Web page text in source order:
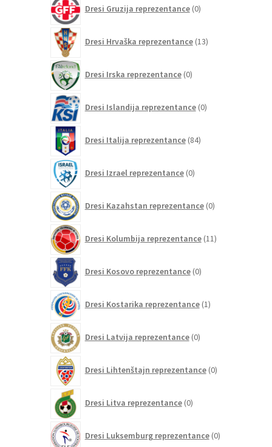
Dresi Gruzija reprezentance 0izdelkov
Dresi Hrvaška reprezentance 13izdelkov
Dresi Irska reprezentance 0izdelkov
Dresi Islandija reprezentance 0izdelkov
Dresi Italija reprezentance 84izdelkov
Dresi Izrael reprezentance 0izdelkov
Dresi Kazahstan reprezentance 0izdelkov
Dresi Kolumbija reprezentance 11izdelkov
Dresi Kosovo reprezentance 0izdelkov
Dresi Kostarika reprezentance 1izdelek
Dresi Latvija reprezentance 0izdelkov
Dresi Lihtenštajn reprezentance 0izdelkov
Dresi Litva reprezentance 0izdelkov
Dresi Luksemburg reprezentance 0izdelkov